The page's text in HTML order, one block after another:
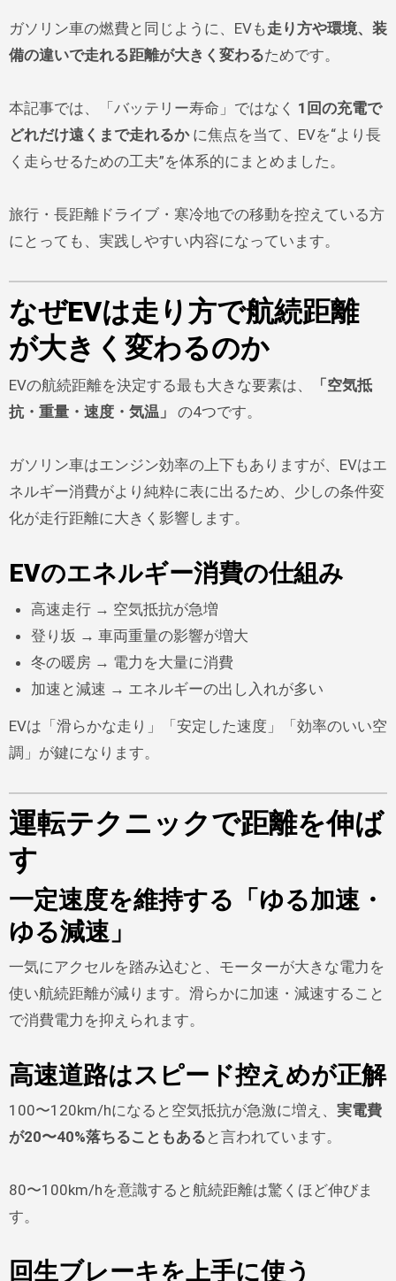
ガソリン車の燃費と同じように、EVも走り方や環境、装
備の違いで走れる距離が大きく変わるためです。
本記事では、「バッテリー寿命」ではなく 1回の充電で
どれだけ遠くまで走れるかに焦点を当て、EVを“より長
く走らせるための工夫”を体系的にまとめました。
旅行・長距離ドライブ・寒冷地での移動を控えている方
にとっても、実践しやすい内容になっています。
なぜEVは走り方で航続距離
が大きく変わるのか
EVの航続距離を決定する最も大きな要素は、
「空気抵
抗・重量・速度・気温」
の4つです。
ガソリン車はエンジン効率の上下もありますが、EVはエ
ネルギー消費がより純粋に表に出るため、少しの条件変
化が走行距離に大きく影響します。
EVのエネルギー消費の仕組み
高速走行 → 空気抵抗が急増
登り坂 → 車両重量の影響が増大
冬の暖房 → 電力を大量に消費
加速と減速 → エネルギーの出し入れが多い
EVは「滑らかな走り」「安定した速度」「効率のいい空
調」が鍵になります。
運転テクニックで距離を伸ば
す
一定速度を維持する「ゆる加速・
ゆる減速」
一気にアクセルを踏み込むと、モーターが大きな電力を
使い航続距離が減ります。滑らかに加速・減速すること
で消費電力を抑えられます。
高速道路はスピード控えめが正解
100〜120km/hになると空気抵抗が急激に増え、 実電費
が20〜40%落ちることもある と言われています。
80〜100km/hを意識すると航続距離は驚くほど伸びま
す。
回生ブレーキを上手に使う